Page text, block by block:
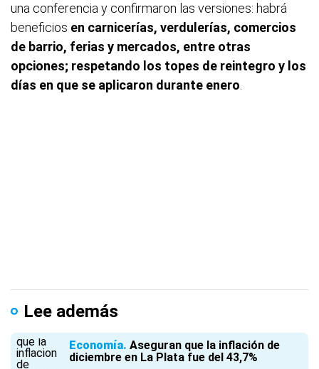
una conferencia y confirmaron las versiones: habrá
beneficios en carnicerías, verdulerías, comercios
de barrio, ferias y mercados, entre otras
opciones; respetando los topes de reintegro y los
días en que se aplicaron durante enero
Lee además
Economía Aseguran que la inflación de
diciembre en La Plata fue del 43,7%